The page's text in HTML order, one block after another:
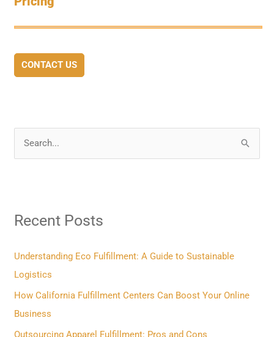
CONTACT US
c
f
o
r
:
Recent Posts
Understanding Eco Fulfillment: A Guide to Sustainable
Logistics
How California Fulfillment Centers Can Boost Your Online
Business
Outsourcing Apparel Fulfillment: Pros and Cons